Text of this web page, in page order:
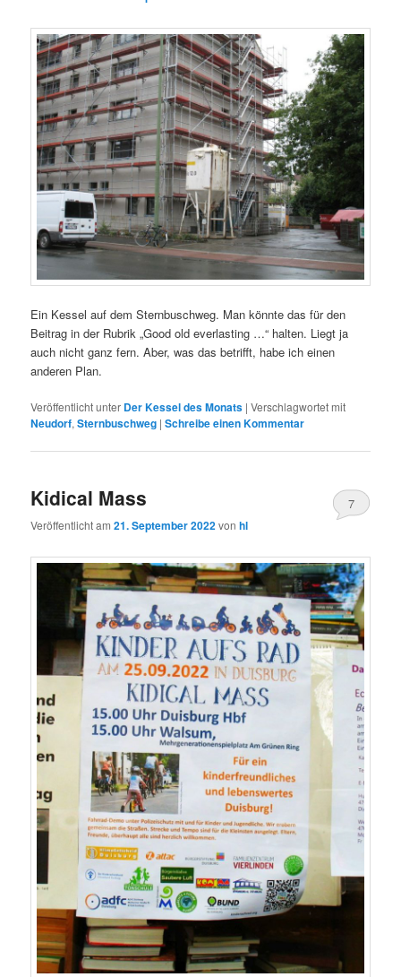
Ein Kessel auf dem Sternbuschweg. Man könnte das für den
Beitrag in der Rubrik „Good old everlasting …“ halten. Liegt ja
auch nicht ganz fern. Aber, was das betrifft, habe ich einen
anderen Plan.
Veröffentlicht unter Der Kessel des Monats |Verschlagwortet mit
Neudorf,Sternbuschweg |Schreibe einen Kommentar
Kidical Mass
Veröffentlicht am21. September 2022vonhl
7